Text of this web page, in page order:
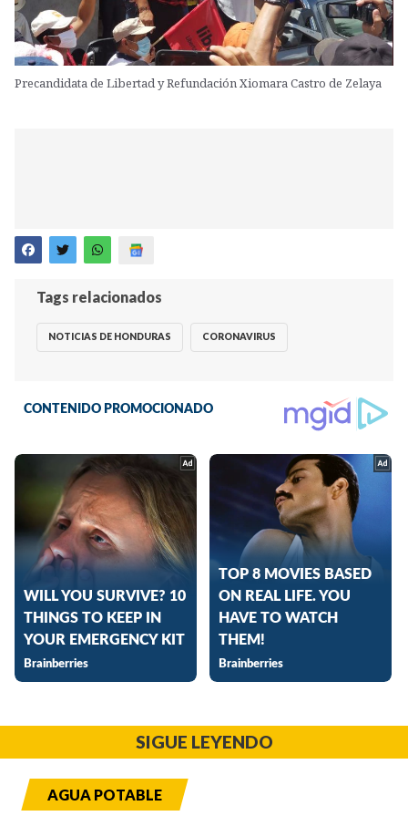
Precandidata de Libertad y Refundación Xiomara Castro de Zelaya
Tags relacionados
NOTICIAS DE HONDURAS CORONAVIRUS
SIGUE LEYENDO
AGUA POTABLE